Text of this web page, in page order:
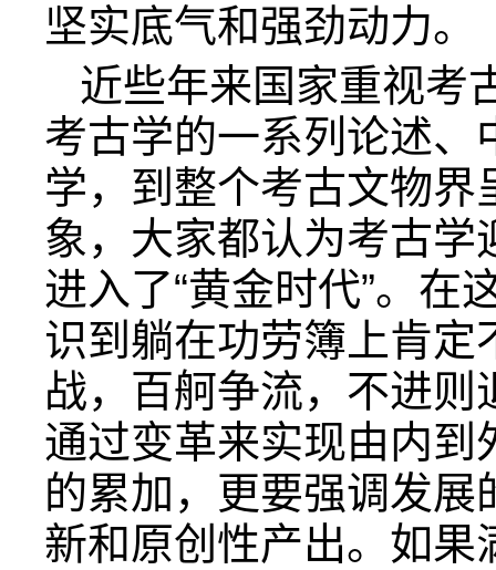
坚实底气和强劲动力。
近些年来国家重视考
考古学的一系列论述、
学，到整个考古文物
象，大家都认为考古
进入了“黄金时代”。在
识到躺在功劳簿上肯
战，百舸争流，不进
通过变革来实现由内到
的累加，更要强调发
新和原创性产出。如果